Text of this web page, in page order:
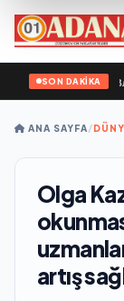
SON DAKİKA
передали
ANA SAYFA/
Olga
artış